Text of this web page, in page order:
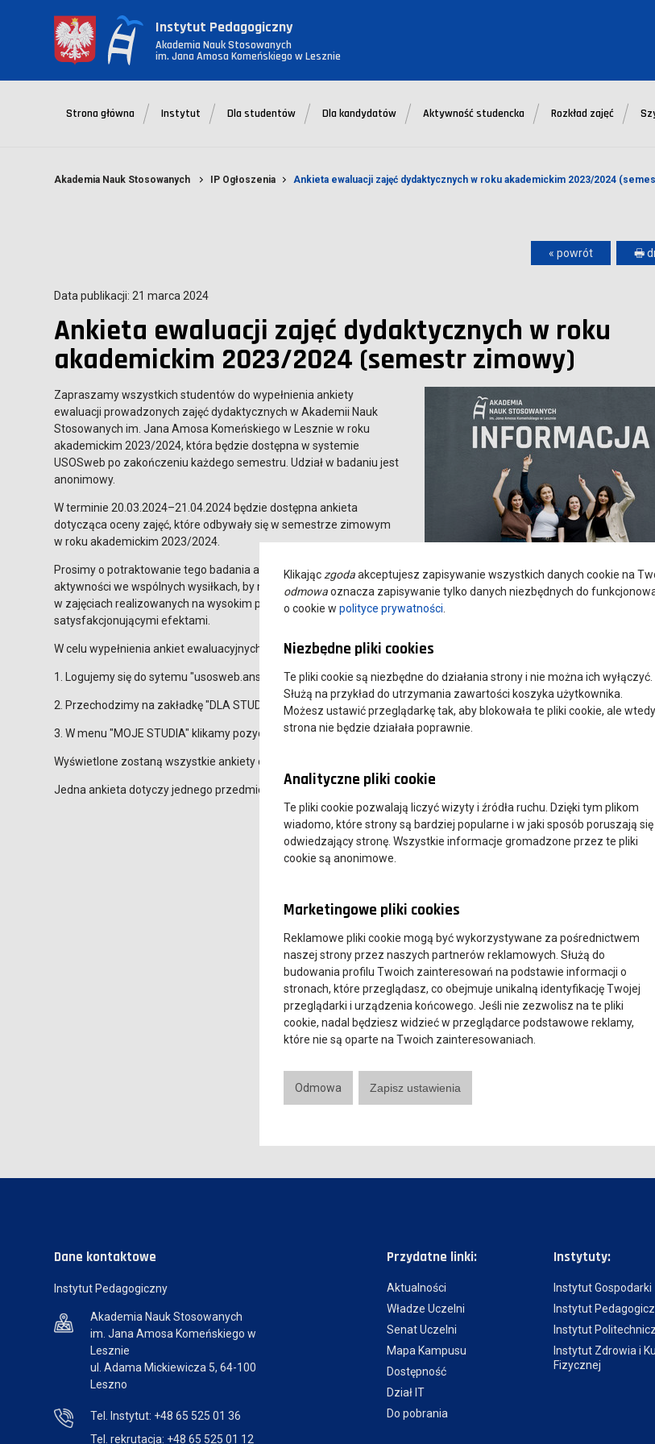
Instytut Pedagogiczny
Akademia Nauk Stosowanych
im. Jana Amosa Komeńskiego w Lesznie
Strona główna Instytut Dla studentów Dla kandydatów Aktywność studencka Rozkład zajęć
Akademia Nauk Stosowanych IP Ogłoszenia Ankieta ewaluacji zajęć dydaktycznych w roku akademickim 2023/2024
« powrót 🖶
Data publikacji: 21 marca 2024
Ankieta ewaluacji zajęć dydaktycznych w roku
akademickim 2023/2024 (semestr zimowy)
Zapraszamy wszystkich studentów do wypełnienia ankiety
ewaluacji prowadzonych zajęć dydaktycznych w Akademii Nauk
Stosowanych im. Jana Amosa Komeńskiego w Lesznie w roku
akademickim 2023/2024, która będzie dostępna w systemie
USOSweb po zakończeniu każdego semestru. Udział w badaniu jest
anonimowy.
W terminie 20.03.2024–21.04.2024 będzie dostępna ankieta
dotycząca oceny zajęć, które odbywały się w semestrze zimowym
w roku akademickim 2023/2024.
Prosimy o potraktowanie tego badania ankietowego jako istotnej
aktywności we wspólnych wysiłkach, by mogli Państwo brać udział
w zajęciach realizowanych na wysokim poziomie merytorycznym i organizacyjnym, w pozytywnej atmosferze i z
satysfakcjonującymi efektami.
W celu wypełnienia ankiet ewaluacyjnych:
1. Logujemy się do sytemu "usosweb.ansleszno.pl"
2. Przechodzimy na zakładkę "DLA STUDENTÓW"
3. W menu "MOJE STUDIA" klikamy pozycję "ankiety
Wyświetlone zostaną wszystkie ankiety do wypełnienia.
Jedna ankieta dotyczy jednego przedmiotu prowadzonego przez danego wykładowcę.
Dane kontaktowe
Instytut Pedagogiczny
Akademia Nauk Stosowanych
im. Jana Amosa Komeńskiego w
Lesznie
ul. Adama Mickiewicza 5, 64-100
Leszno
Tel. Instytut: +48 65 525 01 36
Tel. rekrutacja: +48 65 525 01 12
Przydatne linki:
Aktualności
Władze Uczelni
Senat Uczelni
Mapa Kampusu
Dostępność
Dział IT
Do pobrania
Instytuty:
Instytut Gospodarki
Instytut
Instytut
Instytut Zdrowia i
Fizycznej
Klikając zgodaakceptujesz zapisywanie wszystkich danych cookie na
odmowaoznacza zapisywanie tylko danych niezbędnych do
o cookie w polityce prywatności
Niezbędne pliki cookies
Te pliki cookie są niezbędne do działania strony i nie można ich wyłączyć.
Służą na przykład do utrzymania zawartości koszyka użytkownika.
Możesz ustawić przeglądarkę tak, aby blokowała te pliki cookie, ale wtedy
strona nie będzie działała poprawnie.
Analityczne pliki cookie
Te pliki cookie pozwalają liczyć wizyty i źródła ruchu. Dzięki tym plikom
wiadomo, które strony są bardziej popularne i w jaki sposób poruszają się
odwiedzający stronę. Wszystkie informacje gromadzone przez te pliki
cookie są anonimowe.
Marketingowe pliki cookies
Reklamowe pliki cookie mogą być wykorzystywane za pośrednictwem
naszej strony przez naszych partnerów reklamowych. Służą do
budowania profilu Twoich zainteresowań na podstawie informacji o
stronach, które przeglądasz, co obejmuje unikalną identyfikację Twojej
przeglądarki i urządzenia końcowego. Jeśli nie zezwolisz na te pliki
cookie, nadal będziesz widzieć w przeglądarce podstawowe reklamy,
które nie są oparte na Twoich zainteresowaniach.
Odmowa Zapisz ustawienia